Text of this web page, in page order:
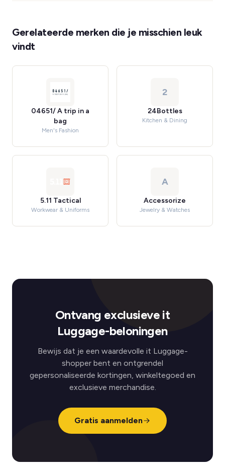
Gerelateerde merken die je misschien leuk
vindt
04651/ A trip in a
bag
Men's Fashion
2
24Bottles
Kitchen & Dining
5.11 Tactical
Workwear & Uniforms
A
Accessorize
Jewelry & Watches
Ontvang exclusieve it
Luggage-beloningen
Bewijs dat je een waardevolle it Luggage-
shopper bent en ontgrendel
gepersonaliseerde kortingen, winkeltegoed en
exclusieve merchandise.
Gratis aanmelden